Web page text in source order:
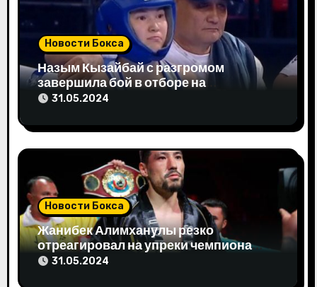
с
м
Новости Бокса
Назым Кызайбай с разгромом
завершила бой в отборе на
Олимпиаду-2024
31.05.2024
Новости Бокса
Жанибек Алимханулы резко
отреагировал на упреки чемпиона
мира
31.05.2024